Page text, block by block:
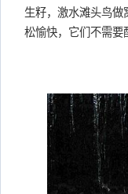
生籽，激水滩头鸟做
松愉快，它们不需要